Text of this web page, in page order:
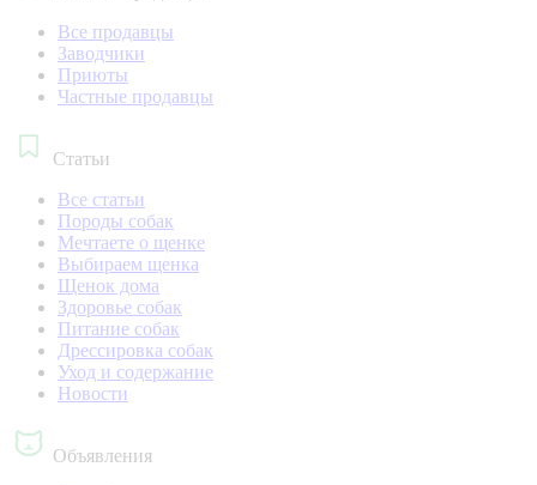
Все продавцы
Заводчики
Приюты
Частные продавцы
Статьи
Все статьи
Породы собак
Мечтаете о щенке
Выбираем щенка
Щенок дома
Здоровье собак
Питание собак
Дрессировка собак
Уход и содержание
Новости
Объявления